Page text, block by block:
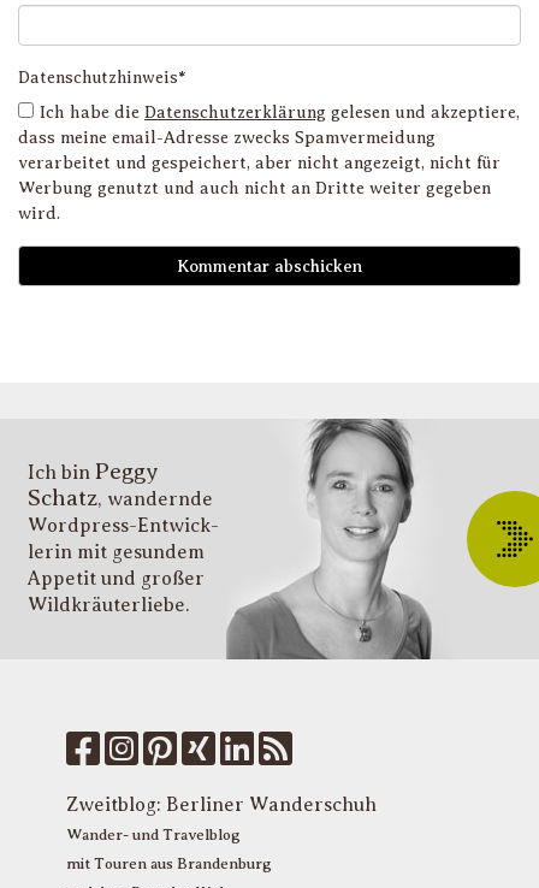
Datenschutzhinweis*
Ich habe die Datenschutzerklärung gelesen und akzeptiere,
dass meine email-Adresse zwecks Spamvermeidung
verarbeitet und gespeichert, aber nicht angezeigt, nicht für
Werbung genutzt und auch nicht an Dritte weiter gegeben
wird.
Ich bin Peggy
Schatz, wandernde
Wordpress-Entwick­
lerin mit gesundem
Appetit und großer
Wildkräuter­liebe.
Zweitblog: Berliner Wanderschuh
Wander- und Travelblog
mit Touren aus Brandenburg